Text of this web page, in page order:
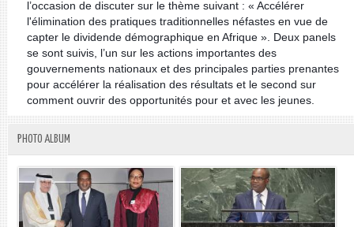
l’occasion de discuter sur le thème suivant : « Accélérer
l'élimination des pratiques traditionnelles néfastes en vue de
capter le dividende démographique en Afrique ». Deux panels
se sont suivis, l’un sur les actions importantes des
gouvernements nationaux et des principales parties prenantes
pour accélérer la réalisation des résultats et le second sur
comment ouvrir des opportunités pour et avec les jeunes.
PHOTO ALBUM